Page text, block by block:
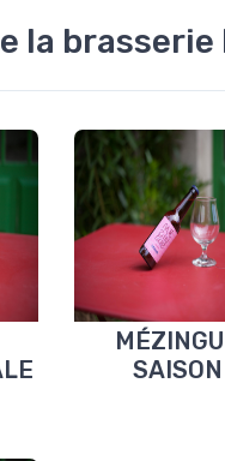
la brasserie
SAISON